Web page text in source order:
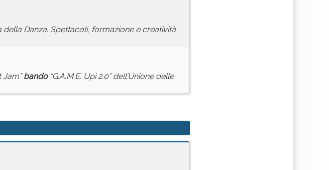
Danza. Spettacoli, formazione e creatività
Jam”bando“G.A.M.E. Upi 2.0” dell’Unione delle